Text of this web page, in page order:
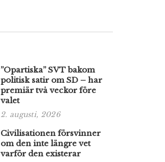
”Opartiska” SVT bakom
politisk satir om SD – har
premiär två veckor före
valet
2. augusti, 2026
Civilisationen försvinner
om den inte längre vet
varför den existerar